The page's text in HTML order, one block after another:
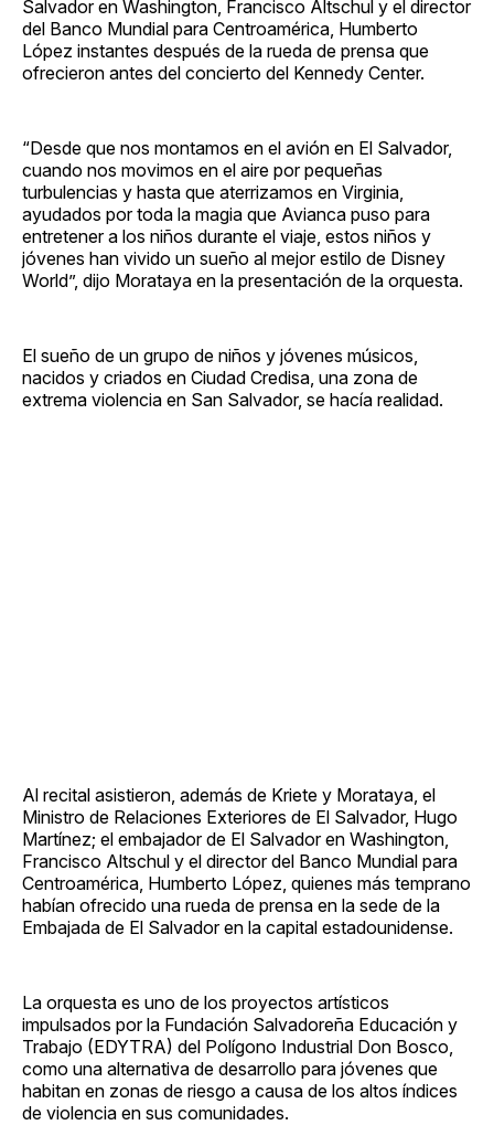
Salvador en Washington, Francisco Altschul y el director
del Banco Mundial para Centroamérica, Humberto
López instantes después de la rueda de prensa que
ofrecieron antes del concierto del Kennedy Center.
“Desde que nos montamos en el avión en El Salvador,
cuando nos movimos en el aire por pequeñas
turbulencias y hasta que aterrizamos en Virginia,
ayudados por toda la magia que Avianca puso para
entretener a los niños durante el viaje, estos niños y
jóvenes han vivido un sueño al mejor estilo de Disney
World”, dijo Morataya en la presentación de la orquesta.
El sueño de un grupo de niños y jóvenes músicos,
nacidos y criados en Ciudad Credisa, una zona de
extrema violencia en San Salvador, se hacía realidad.
Al recital asistieron, además de Kriete y Morataya, el
Ministro de Relaciones Exteriores de El Salvador, Hugo
Martínez; el embajador de El Salvador en Washington,
Francisco Altschul y el director del Banco Mundial para
Centroamérica, Humberto López, quienes más temprano
habían ofrecido una rueda de prensa en la sede de la
Embajada de El Salvador en la capital estadounidense.
La orquesta es uno de los proyectos artísticos
impulsados por la Fundación Salvadoreña Educación y
Trabajo (EDYTRA) del Polígono Industrial Don Bosco,
como una alternativa de desarrollo para jóvenes que
habitan en zonas de riesgo a causa de los altos índices
de violencia en sus comunidades.